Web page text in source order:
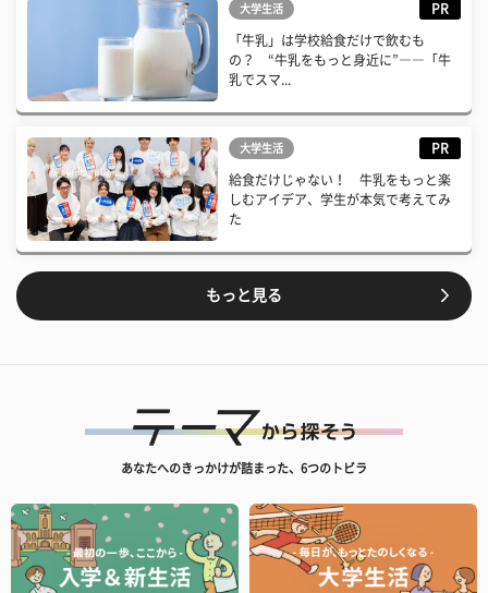
大学生活 PR
「牛乳」は学校給食だけで飲むも
の？ “牛乳をもっと身近に”――「牛
乳でスマ...
大学生活 PR
給食だけじゃない！ 牛乳をもっと楽
しむアイデア、学生が本気で考えてみ
た
もっと見る
あなたへのきっかけが詰まった、6つのトビラ